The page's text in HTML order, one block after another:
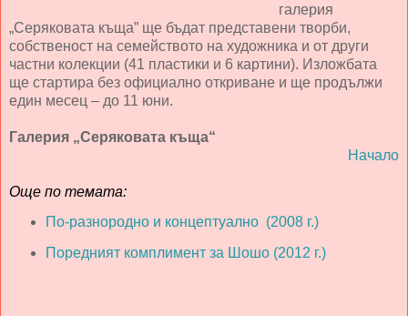
галерия
„Серяковата къща” ще бъдат представени творби,
собственост на семейството на художника и от други
частни колекции (41 пластики и 6 картини). Изложбата
ще стартира без официално откриване и ще продължи
един месец – до 11 юни.
Галерия „Серяковата къща“
Начало
Още по темата:
По-разнородно и концептуално (2008 г.)
Поредният комплимент за Шошо (2012 г.)